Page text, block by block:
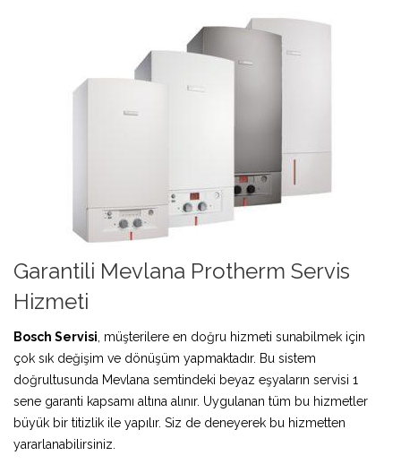
Garantili Mevlana Protherm Servis
Hizmeti
Bosch Servisi , müşterilere en doğru hizmeti sunabilmek için
çok sık değişim ve dönüşüm yapmaktadır. Bu sistem
doğrultusunda Mevlana semtindeki beyaz eşyaların servisi 1
sene garanti kapsamı altına alınır. Uygulanan tüm bu hizmetler
büyük bir titizlik ile yapılır. Siz de deneyerek bu hizmetten
yararlanabilirsiniz.